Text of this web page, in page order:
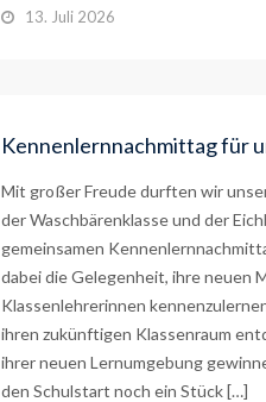
13. Juli 2026
Kennenlernnachmittag für
Mit großer Freude durften wir
der Waschbärenklasse und der
gemeinsamen
dabei die Gelegenheit, ihre neuen
Klassenlehrerinnen
ihren zukünftigen Klassenraum
ihrer neuen Lernumgebung
den Schulstart noch ein Stück […]